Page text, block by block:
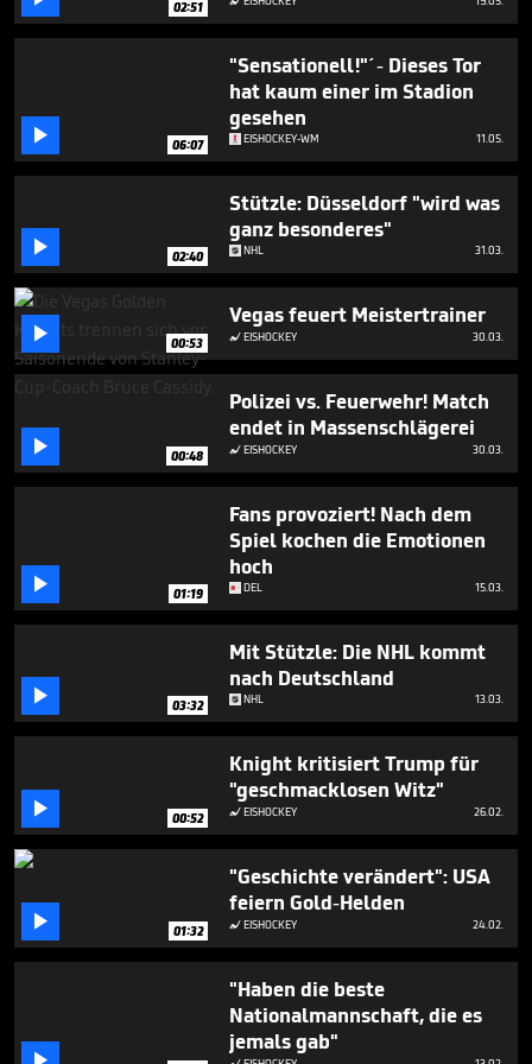
minute,
02:51
 06:07
"Sensationell!"´- Dieses Tor
hat kaum einer im Stadion
gesehen
EISHOCKEY-WM 11.05.
 02:40
Stützle: Düsseldorf "wird was
ganz besonderes"
NHL 31.03.
 00:53
Vegas feuert Meistertrainer
EISHOCKEY 30.03.
 00:48
Polizei vs. Feuerwehr! Match
endet in Massenschlägerei
EISHOCKEY 30.03.
 01:19
Fans provoziert! Nach dem
Spiel kochen die Emotionen
hoch
DEL 15.03.
 03:32
Mit Stützle: Die NHL kommt
nach Deutschland
NHL 13.03.
 00:52
Knight kritisiert Trump für
"geschmacklosen Witz"
EISHOCKEY 26.02.
 01:32
"Geschichte verändert": USA
feiern Gold-Helden
EISHOCKEY 24.02.
"Haben die beste
Nationalmannschaft, die es
jemals gab"